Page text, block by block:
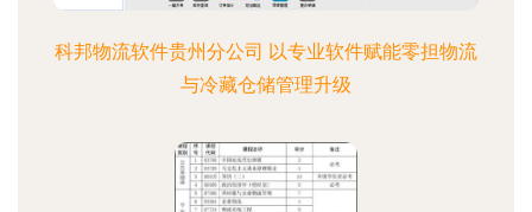
科邦物流软件贵州分公司 以专业软件赋能零担物流
与冷藏仓储管理升级